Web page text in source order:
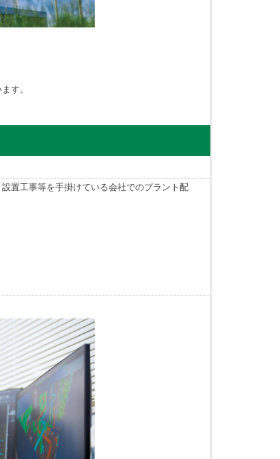
す。
置工事等を手掛けている会社でのプラント配